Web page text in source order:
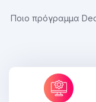
Ποιο πρόγραμμα